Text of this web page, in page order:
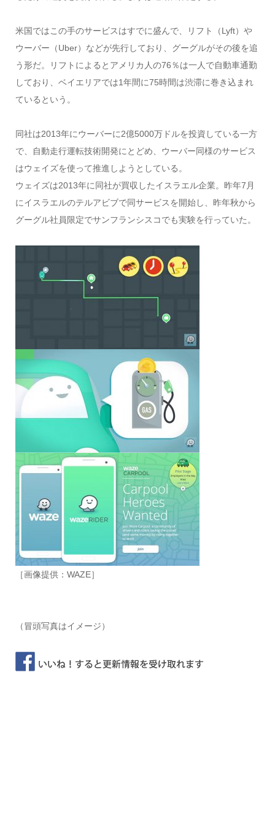
米国ではこの手のサービスはすでに盛んで、リフト（Lyft）や
ウーバー（Uber）などが先行しており、グーグルがその後を追
う形だ。リフトによるとアメリカ人の76％は一人で自動車通勤
しており、ベイエリアでは1年間に75時間は渋滞に巻き込まれ
ているという。
同社は2013年にウーバーに2億5000万ドルを投資している一方
で、自動走行運転技術開発にとどめ、ウーバー同様のサービス
はウェイズを使って推進しようとしている。
ウェイズは2013年に同社が買収したイスラエル企業。昨年7月
にイスラエルのテルアビブで同サービスを開始し、昨年秋から
グーグル社員限定でサンフランシスコでも実験を行っていた。
［画像提供：WAZE］
（冒頭写真はイメージ）